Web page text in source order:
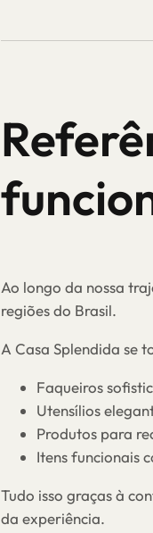
Ao longo da nossa
regiões do Brasil.
A Casa Splendida se
Faqueiros
Utensílios
Produtos para
Itens funcionais
Tudo isso graças à
da experiência.